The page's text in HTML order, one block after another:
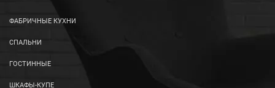
ФАБРИЧНЫЕ КУХНИ
СПАЛЬНИ
ГОСТИННЫЕ
ШКАФЫ-КУПЕ